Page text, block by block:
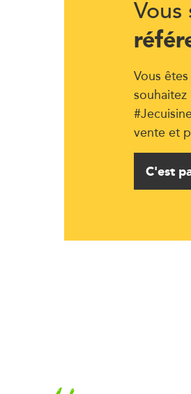
Vous
Vous
vente et
C'est